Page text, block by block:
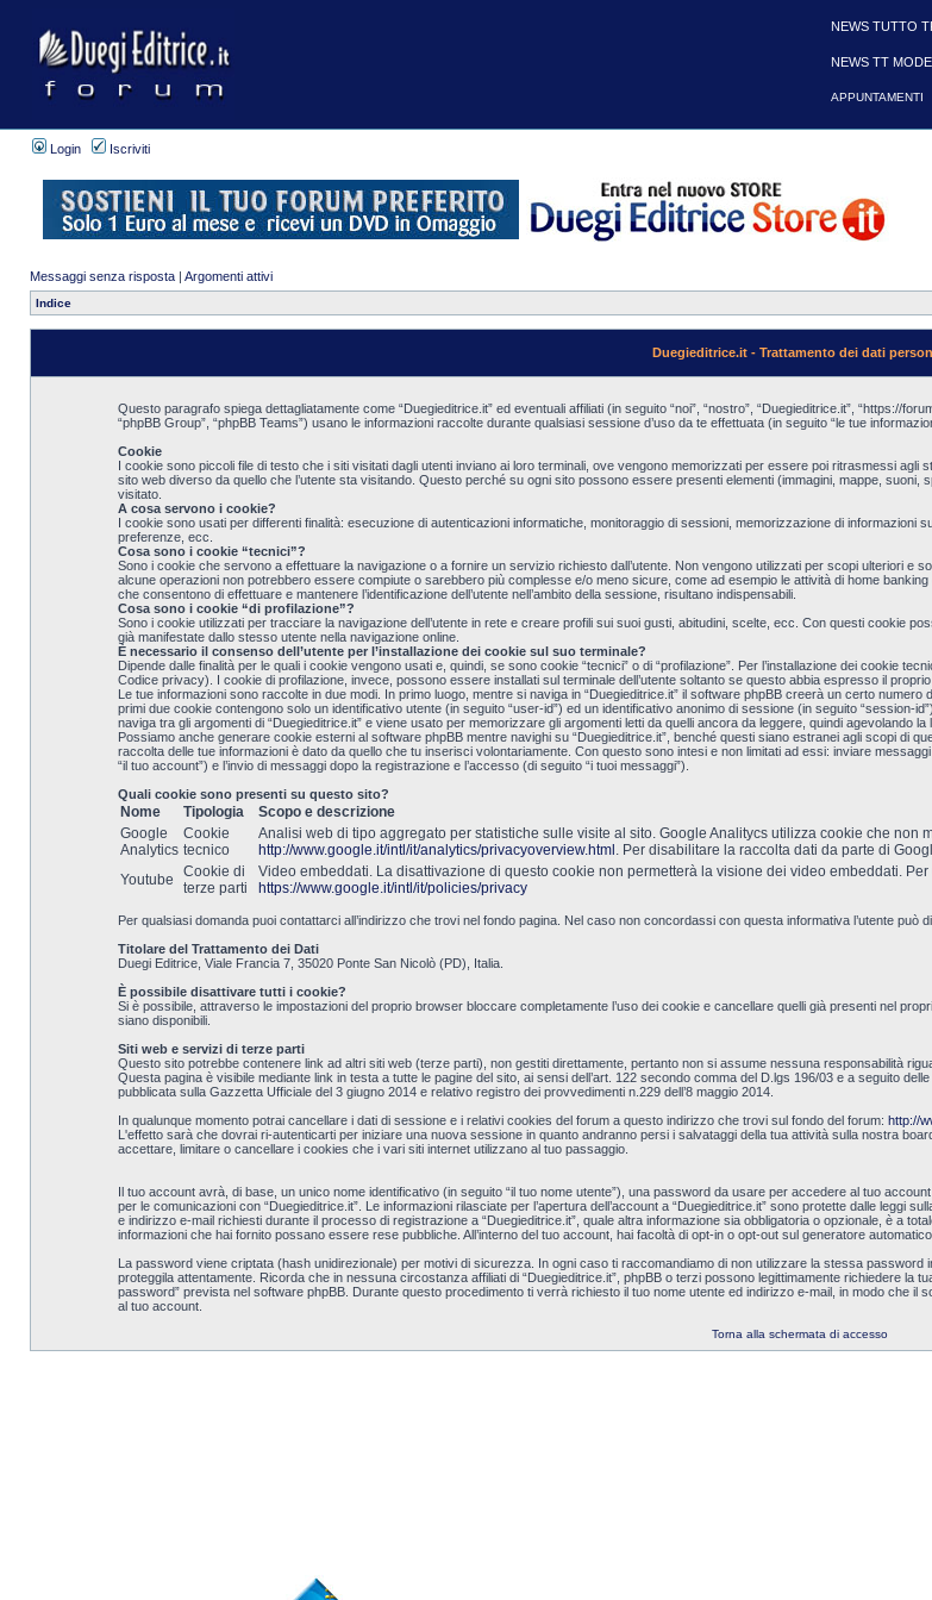
Login Iscriviti
Messaggi senza risposta | Argomenti attivi
Indice
Duegieditrice.it - Trattamento dei dati
Questo paragrafo spiega dettagliatamente come “Duegieditrice.it” ed eventuali affiliati (in seguito “noi”, “nostro”, “Duegieditrice.it”, “https://
“phpBB Group”, “phpBB Teams”) usano le informazioni raccolte durante qualsiasi sessione d’uso da te effettuata (in seguito “le tue
Cookie
I cookie sono piccoli file di testo che i siti visitati dagli utenti inviano ai loro terminali, ove vengono memorizzati per essere poi ritrasmessi
sito web diverso da quello che l’utente sta visitando. Questo perché su ogni sito possono essere presenti elementi (immagini, mappe,
visitato.
A cosa servono i cookie?
I cookie sono usati per differenti finalità: esecuzione di autenticazioni informatiche, monitoraggio di sessioni, memorizzazione di
preferenze, ecc.
Cosa sono i cookie “tecnici”?
Sono i cookie che servono a effettuare la navigazione o a fornire un servizio richiesto dall’utente. Non vengono utilizzati per scopi ulteriori e
alcune operazioni non potrebbero essere compiute o sarebbero più complesse e/o meno sicure, come ad esempio le attività di home
che consentono di effettuare e mantenere l’identificazione dell’utente nell’ambito della sessione, risultano indispensabili.
Cosa sono i cookie “di profilazione”?
Sono i cookie utilizzati per tracciare la navigazione dell’utente in rete e creare profili sui suoi gusti, abitudini, scelte, ecc. Con questi cookie
già manifestate dallo stesso utente nella navigazione online.
È necessario il consenso dell’utente per l’installazione dei cookie sul suo terminale?
Dipende dalle finalità per le quali i cookie vengono usati e, quindi, se sono cookie “tecnici” o di “profilazione”. Per l’installazione dei cookie
Codice privacy). I cookie di profilazione, invece, possono essere installati sul terminale dell’utente soltanto se questo abbia espresso il
Le tue informazioni sono raccolte in due modi. In primo luogo, mentre si naviga in “Duegieditrice.it” il software phpBB creerà un certo
primi due cookie contengono solo un identificativo utente (in seguito “user-id”) ed un identificativo anonimo di sessione (in seguito
naviga tra gli argomenti di “Duegieditrice.it” e viene usato per memorizzare gli argomenti letti da quelli ancora da leggere, quindi agevolando la
Possiamo anche generare cookie esterni al software phpBB mentre navighi su “Duegieditrice.it”, benché questi siano estranei agli scopi di
raccolta delle tue informazioni è dato da quello che tu inserisci volontariamente. Con questo sono intesi e non limitati ad essi: inviare
“il tuo account”) e l’invio di messaggi dopo la registrazione e l’accesso (di seguito “i tuoi messaggi”).
Quali cookie sono presenti su questo sito?
Nome Tipologia
Scopo e descrizione
Google
Analytics
Cookie
tecnico
Analisi web di tipo aggregato per statistiche sulle visite al sito. Google Analitycs utilizza cookie che non
http://www.google.it/intl/it/analytics/privacyoverview.html . Per disabilitare la raccolta dati da parte di
Youtube
Cookie di
terze parti
Video embeddati. La disattivazione di questo cookie non permetterà la visione dei video embeddati.
https://www.google.it/intl/it/policies/privacy
Per qualsiasi domanda puoi contattarci all’indirizzo che trovi nel fondo pagina. Nel caso non concordassi con questa informativa l’utente può
Titolare del Trattamento dei Dati
Duegi Editrice, Viale Francia 7, 35020 Ponte San Nicolò (PD), Italia.
È possibile disattivare tutti i cookie?
Si è possibile, attraverso le impostazioni del proprio browser bloccare completamente l’uso dei cookie e cancellare quelli già presenti nel
siano disponibili.
Siti web e servizi di terze parti
Questo sito potrebbe contenere link ad altri siti web (terze parti), non gestiti direttamente, pertanto non si assume nessuna responsabilità
Questa pagina è visibile mediante link in testa a tutte le pagine del sito, ai sensi dell’art. 122 secondo comma del D.lgs 196/03 e a seguito
pubblicata sulla Gazzetta Ufficiale del 3 giugno 2014 e relativo registro dei provvedimenti n.229 dell’8 maggio 2014.
In qualunque momento potrai cancellare i dati di sessione e i relativi cookies del forum a questo indirizzo che trovi sul fondo del forum: http://
L'effetto sarà che dovrai ri-autenticarti per iniziare una nuova sessione in quanto andranno persi i salvataggi della tua attività sulla nostra
accettare, limitare o cancellare i cookies che i vari siti internet utilizzano al tuo passaggio.
Il tuo account avrà, di base, un unico nome identificativo (in seguito “il tuo nome utente”), una password da usare per accedere al tuo
per le comunicazioni con “Duegieditrice.it”. Le informazioni rilasciate per l’apertura dell’account a “Duegieditrice.it” sono protette dalle leggi
e indirizzo e-mail richiesti durante il processo di registrazione a “Duegieditrice.it”, quale altra informazione sia obbligatoria o opzionale, è a
informazioni che hai fornito possano essere rese pubbliche. All’interno del tuo account, hai facoltà di opt-in o opt-out sul generatore
La password viene criptata (hash unidirezionale) per motivi di sicurezza. In ogni caso ti raccomandiamo di non utilizzare la stessa
proteggila attentamente. Ricorda che in nessuna circostanza affiliati di “Duegieditrice.it”, phpBB o terzi possono legittimamente richiedere la
password” prevista nel software phpBB. Durante questo procedimento ti verrà richiesto il tuo nome utente ed indirizzo e-mail, in modo che
al tuo account.
Torna alla schermata di accesso
NEWS TUTTO
NEWS TT
APPUNTAMENTI